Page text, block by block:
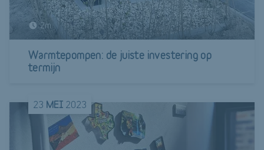
2m
Warmtepompen: de juiste investering op
termijn
23 MEI 2023